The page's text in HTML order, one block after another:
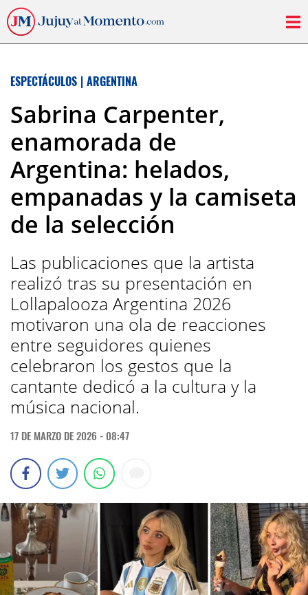
ESPECTÁCULOS | ARGENTINA
Sabrina Carpenter,
enamorada de
Argentina: helados,
empanadas y la camiseta
de la selección
Las publicaciones que la artista
realizó tras su presentación en
Lollapalooza Argentina 2026
motivaron una ola de reacciones
entre seguidores quienes
celebraron los gestos que la
cantante dedicó a la cultura y la
música nacional.
17 DE MARZO DE 2026 - 08:47